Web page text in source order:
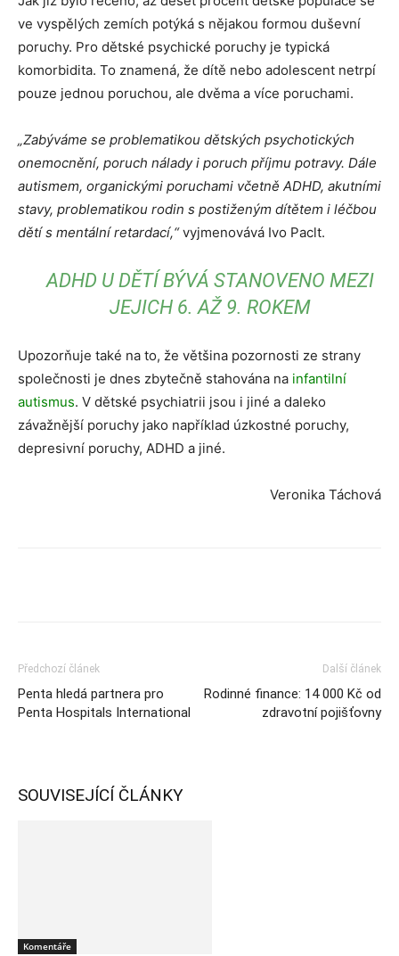
ve vyspělých zemích potýká s nějakou formou duševní
poruchy. Pro dětské psychické poruchy je typická
komorbidita. To znamená, že dítě nebo adolescent netrpí
pouze jednou poruchou, ale dvěma a více poruchami.
„Zabýváme se problematikou dětských psychotických
onemocnění, poruch nálady i poruch příjmu potravy. Dále
autismem, organickými poruchami včetně ADHD, akutními
stavy, problematikou rodin s postiženým dítětem i léčbou
dětí s mentální retardací,“vyjmenovává Ivo Paclt.
ADHD U DĚTÍ BÝVÁ STANOVENO MEZI
JEJICH 6. AŽ 9. ROKEM
Upozorňuje také na to, že většina pozornosti ze strany
společnosti je dnes zbytečně stahována na infantilní
autismus. V dětské psychiatrii jsou i jiné a daleko
závažnější poruchy jako například úzkostné poruchy,
depresivní poruchy, ADHD a jiné.
Veronika Táchová
Předchozí článek
Penta hledá partnera pro
Penta Hospitals International
Další článek
Rodinné finance: 14 000 Kč od
zdravotní pojišťovny
SOUVISEJÍCÍ ČLÁNKY
Komentáře